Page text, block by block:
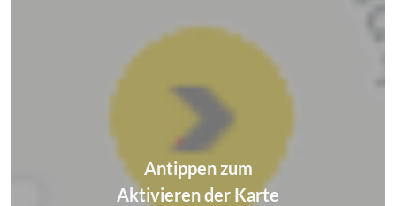
Antippen zum
Aktivieren der Karte